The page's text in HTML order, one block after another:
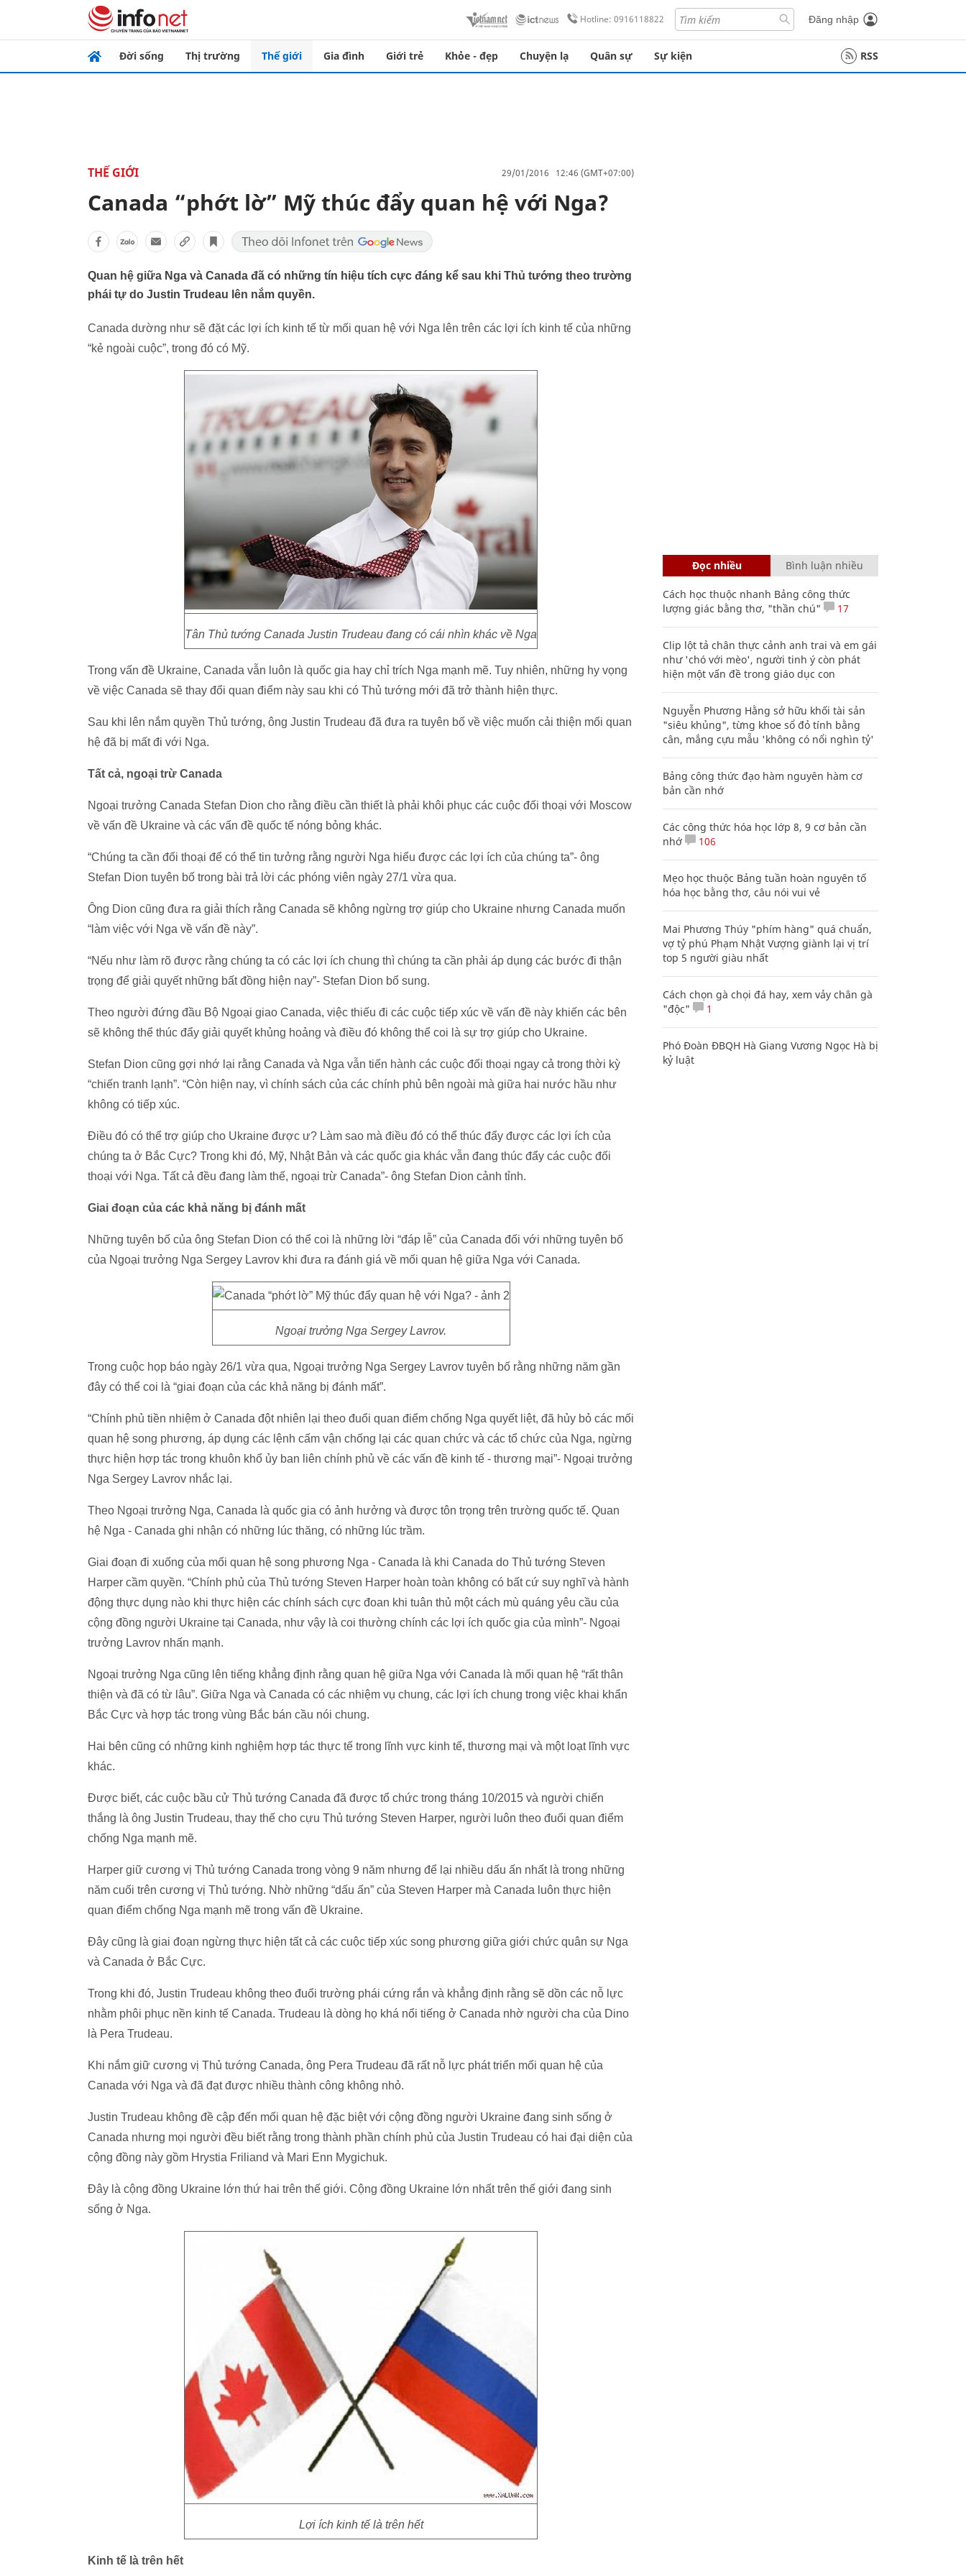
Hotline: 0916118822 Đăng nhập
Đời sống Thị trường Thế giới Gia đình Giới trẻ Khỏe - đẹp Chuyện lạ Quân sự Sự kiện RSS
THẾ GIỚI 29/01/2016 12:46 (GMT+07:00)
Canada “phớt lờ” Mỹ thúc đẩy quan hệ với Nga?
Quan hệ giữa Nga và Canada đã có những tín hiệu tích cực đáng kể sau khi Thủ tướng theo trường
phái tự do Justin Trudeau lên nắm quyền.
Canada dường như sẽ đặt các lợi ích kinh tế từ mối quan hệ với Nga lên trên các lợi ích kinh tế của những
“kẻ ngoài cuộc”, trong đó có Mỹ.
Tân Thủ tướng Canada Justin Trudeau đang có cái nhìn khác về Nga
Trong vấn đề Ukraine, Canada vẫn luôn là quốc gia hay chỉ trích Nga mạnh mẽ. Tuy nhiên, những hy vọng
về việc Canada sẽ thay đổi quan điểm này sau khi có Thủ tướng mới đã trở thành hiện thực.
Sau khi lên nắm quyền Thủ tướng, ông Justin Trudeau đã đưa ra tuyên bố về việc muốn cải thiện mối quan
hệ đã bị mất đi với Nga.
Tất cả, ngoại trừ Canada
Ngoại trưởng Canada Stefan Dion cho rằng điều cần thiết là phải khôi phục các cuộc đối thoại với Moscow
về vấn đề Ukraine và các vấn đề quốc tế nóng bỏng khác.
“Chúng ta cần đối thoại để có thể tin tưởng rằng người Nga hiểu được các lợi ích của chúng ta”- ông
Stefan Dion tuyên bố trong bài trả lời các phóng viên ngày 27/1 vừa qua.
Ông Dion cũng đưa ra giải thích rằng Canada sẽ không ngừng trợ giúp cho Ukraine nhưng Canada muốn
“làm việc với Nga về vấn đề này”.
“Nếu như làm rõ được rằng chúng ta có các lợi ích chung thì chúng ta cần phải áp dụng các bước đi thận
trọng để giải quyết những bất đồng hiện nay”- Stefan Dion bổ sung.
Theo người đứng đầu Bộ Ngoại giao Canada, việc thiếu đi các cuộc tiếp xúc về vấn đề này khiến các bên
sẽ không thể thúc đẩy giải quyết khủng hoảng và điều đó không thể coi là sự trợ giúp cho Ukraine.
Stefan Dion cũng gợi nhớ lại rằng Canada và Nga vẫn tiến hành các cuộc đối thoại ngay cả trong thời kỳ
“chiến tranh lạnh”. “Còn hiện nay, vì chính sách của các chính phủ bên ngoài mà giữa hai nước hầu như
không có tiếp xúc.
Điều đó có thể trợ giúp cho Ukraine được ư? Làm sao mà điều đó có thể thúc đẩy được các lợi ích của
chúng ta ở Bắc Cực? Trong khi đó, Mỹ, Nhật Bản và các quốc gia khác vẫn đang thúc đẩy các cuộc đối
thoại với Nga. Tất cả đều đang làm thế, ngoại trừ Canada”- ông Stefan Dion cảnh tỉnh.
Giai đoạn của các khả năng bị đánh mất
Những tuyên bố của ông Stefan Dion có thể coi là những lời “đáp lễ” của Canada đối với những tuyên bố
của Ngoại trưởng Nga Sergey Lavrov khi đưa ra đánh giá về mối quan hệ giữa Nga với Canada.
Ngoại trưởng Nga Sergey Lavrov.
Trong cuộc họp báo ngày 26/1 vừa qua, Ngoại trưởng Nga Sergey Lavrov tuyên bố rằng những năm gần
đây có thể coi là “giai đoạn của các khả năng bị đánh mất”.
“Chính phủ tiền nhiệm ở Canada đột nhiên lại theo đuổi quan điểm chống Nga quyết liệt, đã hủy bỏ các mối
quan hệ song phương, áp dụng các lệnh cấm vận chống lại các quan chức và các tổ chức của Nga, ngừng
thực hiện hợp tác trong khuôn khổ ủy ban liên chính phủ về các vấn đề kinh tế - thương mại”- Ngoại trưởng
Nga Sergey Lavrov nhắc lại.
Theo Ngoại trưởng Nga, Canada là quốc gia có ảnh hưởng và được tôn trọng trên trường quốc tế. Quan
hệ Nga - Canada ghi nhận có những lúc thăng, có những lúc trầm.
Giai đoạn đi xuống của mối quan hệ song phương Nga - Canada là khi Canada do Thủ tướng Steven
Harper cầm quyền. “Chính phủ của Thủ tướng Steven Harper hoàn toàn không có bất cứ suy nghĩ và hành
động thực dụng nào khi thực hiện các chính sách cực đoan khi tuân thủ một cách mù quáng yêu cầu của
cộng đồng người Ukraine tại Canada, như vậy là coi thường chính các lợi ích quốc gia của mình”- Ngoại
trưởng Lavrov nhấn mạnh.
Ngoại trưởng Nga cũng lên tiếng khẳng định rằng quan hệ giữa Nga với Canada là mối quan hệ “rất thân
thiện và đã có từ lâu”. Giữa Nga và Canada có các nhiệm vụ chung, các lợi ích chung trong việc khai khẩn
Bắc Cực và hợp tác trong vùng Bắc bán cầu nói chung.
Hai bên cũng có những kinh nghiệm hợp tác thực tế trong lĩnh vực kinh tế, thương mại và một loạt lĩnh vực
khác.
Được biết, các cuộc bầu cử Thủ tướng Canada đã được tổ chức trong tháng 10/2015 và người chiến
thắng là ông Justin Trudeau, thay thế cho cựu Thủ tướng Steven Harper, người luôn theo đuổi quan điểm
chống Nga mạnh mẽ.
Harper giữ cương vị Thủ tướng Canada trong vòng 9 năm nhưng để lại nhiều dấu ấn nhất là trong những
năm cuối trên cương vị Thủ tướng. Nhờ những “dấu ấn” của Steven Harper mà Canada luôn thực hiện
quan điểm chống Nga mạnh mẽ trong vấn đề Ukraine.
Đây cũng là giai đoạn ngừng thực hiện tất cả các cuộc tiếp xúc song phương giữa giới chức quân sự Nga
và Canada ở Bắc Cực.
Trong khi đó, Justin Trudeau không theo đuổi trường phái cứng rắn và khẳng định rằng sẽ dồn các nỗ lực
nhằm phôi phục nền kinh tế Canada. Trudeau là dòng họ khá nổi tiếng ở Canada nhờ người cha của Dino
là Pera Trudeau.
Khi nắm giữ cương vị Thủ tướng Canada, ông Pera Trudeau đã rất nỗ lực phát triển mối quan hệ của
Canada với Nga và đã đạt được nhiều thành công không nhỏ.
Justin Trudeau không đề cập đến mối quan hệ đặc biệt với cộng đồng người Ukraine đang sinh sống ở
Canada nhưng mọi người đều biết rằng trong thành phần chính phủ của Justin Trudeau có hai đại diện của
cộng đồng này gồm Hrystia Friliand và Mari Enn Mygichuk.
Đây là cộng đồng Ukraine lớn thứ hai trên thế giới. Cộng đồng Ukraine lớn nhất trên thế giới đang sinh
sống ở Nga.
Lợi ích kinh tế là trên hết
Kinh tế là trên hết
Đọc nhiều Bình luận nhiều
Cách học thuộc nhanh Bảng công thức
lượng giác bằng thơ, "thần chú"
17
Clip lột tả chân thực cảnh anh trai và em gái
như 'chó với mèo', người tinh ý còn phát
hiện một vấn đề trong giáo dục con
Nguyễn Phương Hằng sở hữu khối tài sản
"siêu khủng", từng khoe sổ đỏ tính bằng
cân, mắng cựu mẫu 'không có nổi nghìn tỷ'
Bảng công thức đạo hàm nguyên hàm cơ
bản cần nhớ
Các công thức hóa học lớp 8, 9 cơ bản cần
nhớ
106
Mẹo học thuộc Bảng tuần hoàn nguyên tố
hóa học bằng thơ, câu nói vui vẻ
Mai Phương Thúy "phím hàng" quá chuẩn,
vợ tỷ phú Phạm Nhật Vượng giành lại vị trí
top 5 người giàu nhất
Cách chọn gà chọi đá hay, xem vảy chân gà
"độc"
1
Phó Đoàn ĐBQH Hà Giang Vương Ngọc Hà bị
kỷ luật